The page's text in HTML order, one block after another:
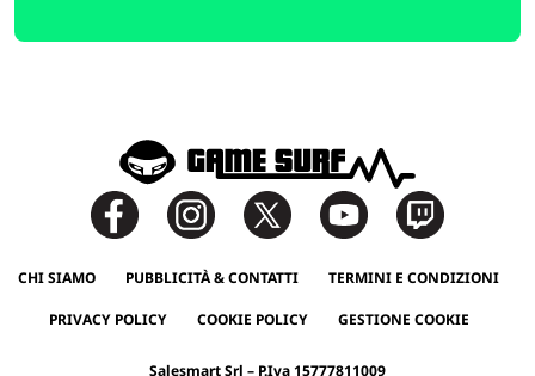
CHI SIAMO PUBBLICITÀ & CONTATTI TERMINI E CONDIZIONI
PRIVACY POLICY COOKIE POLICY GESTIONE COOKIE
Salesmart Srl – P.Iva 15777811009